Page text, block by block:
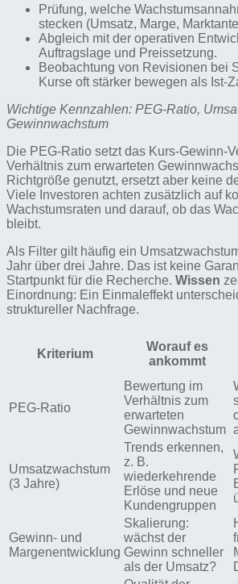
Prüfung, welche
stecken (Umsatz, Marge,
Abgleich mit der operativen
Auftragslage und Preissetzung.
Beobachtung von Revisionen bei
Kurse oft stärker bewegen als Ist-
Wichtige Kennzahlen: PEG-Ratio,
Gewinnwachstum
Die PEG-Ratio setzt das Kurs-Gewinn-
Verhältnis zum erwarteten
Richtgröße genutzt, ersetzt aber keine
Viele Investoren achten zusätzlich auf
Wachstumsraten und darauf, ob das
bleibt.
Als Filter gilt häufig ein
Jahr über drei Jahre. Das ist keine
Startpunkt für die Recherche. Wissen
Einordnung: Ein Einmaleffekt
struktureller Nachfrage.
Kriterium
Worauf es
ankommt
PEG-Ratio
Bewertung im
Verhältnis zum
erwarteten
Gewinnwachstum
Umsatzwachstum
(3 Jahre)
Trends erkennen,
z. B.
wiederkehrende
Erlöse und neue
Kundengruppen
Gewinn- und
Margenentwicklung
Skalierung:
wächst der
Gewinn schneller
als der Umsatz?